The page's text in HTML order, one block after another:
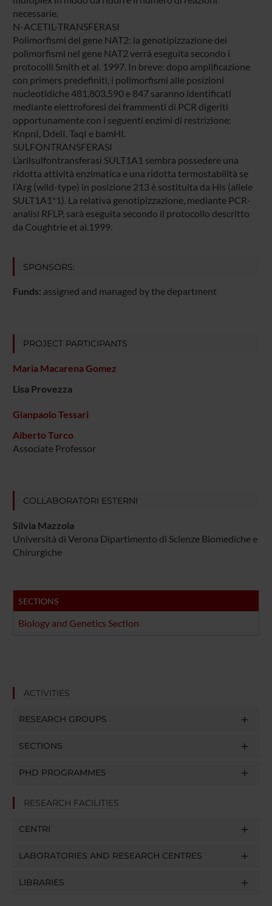
necessarie.
N-ACETIL-TRANSFERASI
Polimorfismi del gene NAT2: la genotipizzazione dei
polimorfismi nel gene NAT2 verrà eseguita secondo i
protocolli Smith et al. 1997. In breve: dopo amplificazione
con primers predefiniti, i polimorfismi alle posizioni
nucleotidiche 481,803,590 e 847 saranno identificati
mediante elettroforesi dei frammenti di PCR digeriti
opportunamente con i seguenti enzimi di restrizione:
KnpnI, DdelI, TaqI e bamHI.
SULFONTRANSFERASI
L’arilsulfontransferasi SULT1A1 sembra possedere una
ridotta attività enzimatica e una ridotta termostabilità se
l’Arg (wild-type) in posizione 213 è sostituita da His (allele
SULT1A1*1). La relativa genotipizzazione, mediante PCR-
analisi RFLP, sarà eseguita secondo il protocollo descritto
da Coughtrie et al.1999.
SPONSORS:
Funds: assigned and managed by the department
PROJECT PARTICIPANTS
Maria Macarena Gomez
Lisa Provezza
Gianpaolo Tessari
Alberto Turco
Associate Professor
COLLABORATORI ESTERNI
Silvia Mazzola
Università di Verona Dipartimento di Scienze Biomediche e
Chirurgiche
SECTIONS
Biology and Genetics Section
ACTIVITIES
RESEARCH GROUPS
SECTIONS
PHD PROGRAMMES
RESEARCH FACILITIES
CENTRI
LABORATORIES AND RESEARCH CENTRES
LIBRARIES